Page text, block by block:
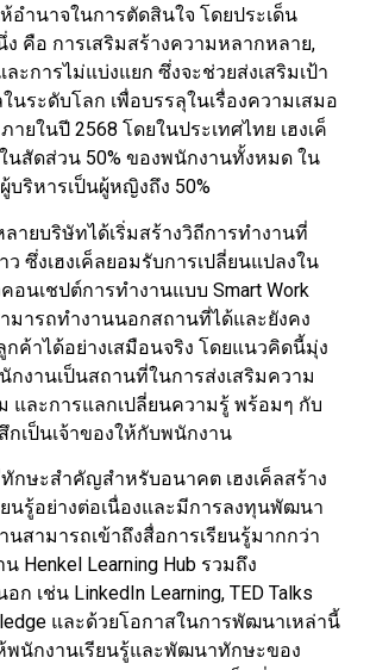
อำนาจในการตัดสินใจ โดยประเด็น
คือ การเสริมสร้างความหลากหลาย,
ะการไม่แบ่งแยก ซึ่งจะช่วยส่งเสริมเป้า
นระดับโลก เพื่อบรรลุในเรื่องความเสมอ
ายในปี 2568 โดยในประเทศไทย เฮงเค็
สัดส่วน 50% ของพนักงานทั้งหมด ใน
ริหารเป็นผู้หญิงถึง 50%
ายบริษัทได้เริ่มสร้างวิถีการทำงานที่
ซึ่งเฮงเค็ลยอมรับการเปลี่ยนแปลงใน
อนเชปต์การทำงานแบบ Smart Work
มารถทำงานนอกสถานที่ได้และยังคง
ค้าได้อย่างเสมือนจริง โดยแนวคิดนี้มุ่ง
กงานเป็นสถานที่ในการส่งเสริมความ
และการแลกเปลี่ยนความรู้ พร้อมๆ กับ
กเป็นเจ้าของให้กับพนักงาน
กษะสำคัญสำหรับอนาคต เฮงเค็ลสร้าง
นรู้อย่างต่อเนื่องและมีการลงทุนพัฒนา
สามารถเข้าถึงสื่อการเรียนรู้มากกว่า
Henkel Learning Hub รวมถึง
เช่น LinkedIn Learning, TED Talks
และด้วยโอกาสในการพัฒนาเหล่านี้
ห้พนักงานเรียนรู้และพัฒนาทักษะของ